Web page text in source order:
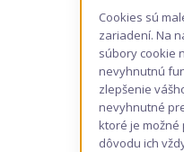
Cookies sú
zariadení. Na
súbory cookie
nevyhnutnú
zlepšenie
nevyhnutné
ktoré je možné
dôvodu ich